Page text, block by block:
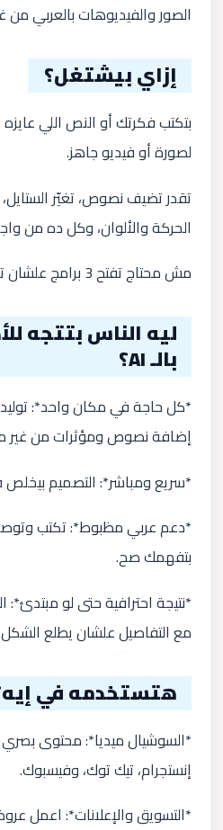
الصور والفيديوهات بالعربي من
إزاي بيشتغل؟
بتكتب فكرتك أو النص اللي عايزه
لصورة أو فيديو جاهز.
تقدر تضيف نصوص، تغيّر
الحركة والألوان، وكل ده من
مش محتاج تفتح 3 برامج علشان تطلع بنتيجة نهائية.
ليه الناس بتتجه
بالـ AI؟
*كل حاجة في مكان واحد*: توليد
إضافة نصوص ومؤثرات من غير
*سريع ومباشر*: التصميم
*دعم عربي مظبوط*: تكتب وتوصف
بتفهمك صح.
*نتيجة احترافية حتى لو مبتدئ*:
مع التفاصيل علشان يطلع
هتستخدمه في
*السوشيال ميديا*: محتوى بصري
إنستجرام، تيك توك، وفيسبوك.
*التسويق والإعلانات*: اعمل